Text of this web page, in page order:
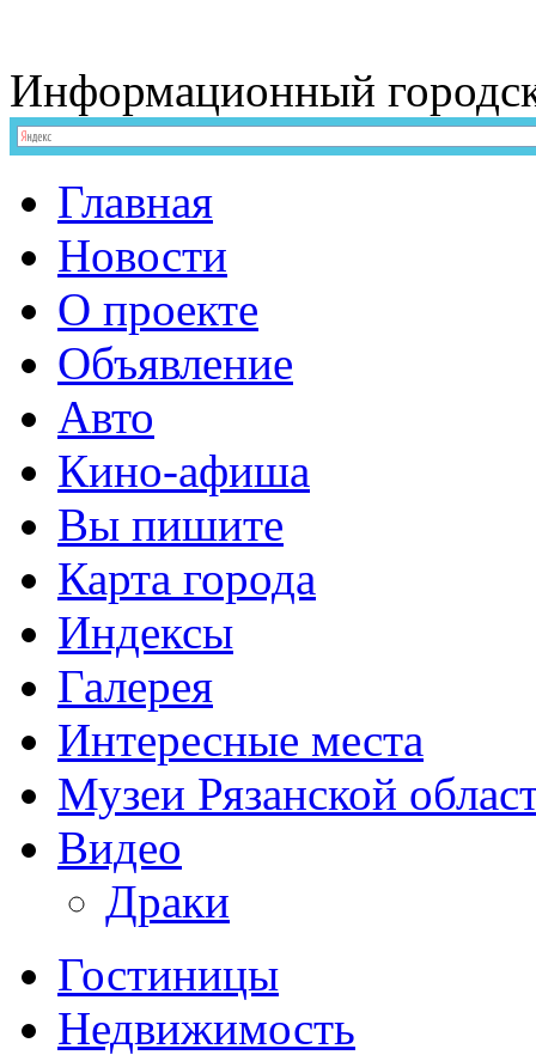
Информационный
Главная
Новости
О проекте
Объявление
Авто
Кино-афиша
Вы пишите
Карта города
Индексы
Галерея
Интересные места
Музеи Рязанской
Видео
Драки
Гостиницы
Недвижимость